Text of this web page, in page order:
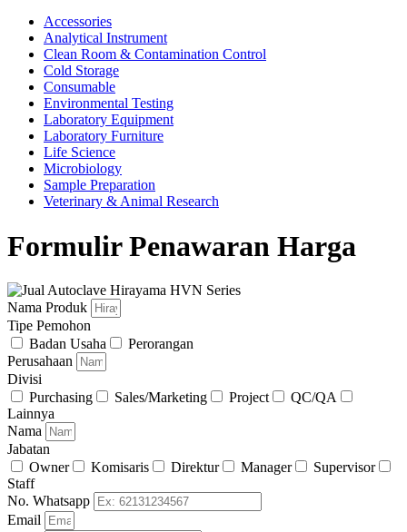
Accessories
Analytical Instrument
Clean Room & Contamination Control
Cold Storage
Consumable
Environmental Testing
Laboratory Equipment
Laboratory Furniture
Life Science
Microbiology
Sample Preparation
Veterinary & Animal Research
Formulir Penawaran Harga
Nama Produk
Tipe Pemohon
Badan Usaha
Perorangan
Perusahaan
Divisi
Purchasing
Sales/Marketing Project
QC/QA
Lainnya
Nama
Jabatan
Owner
Komisaris Direktur Manager
Supervisor
Staff
No. Whatsapp
Email